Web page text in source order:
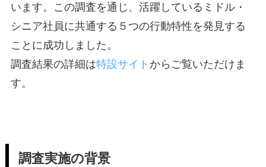
います。この調査を通じ、活躍しているミドル・
シニア社員に共通する５つの行動特性を発見する
ことに成功しました。
調査結果の詳細は特設サイト からご覧いただけま
す。
調査実施の背景